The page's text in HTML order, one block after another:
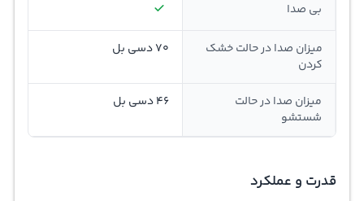
بی صدا
میزان صدا در حالت خشک
کردن
70 دسی بل
میزان صدا در حالت
شستشو
46 دسی بل
قدرت و عملکرد